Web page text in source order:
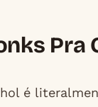
Pra
é